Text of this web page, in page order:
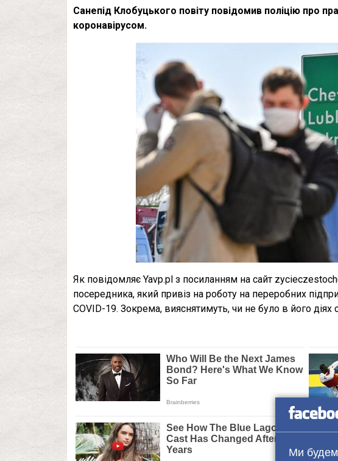
Санепід Клобуцького повіту повідомив поліцію про
коронавірусом.
Як повідомляє Yavp.pl з посиланням на сайт
посередника, який привіз на роботу на переробних
COVID-19. Зокрема, вияснятимуть, чи не було в його діях
Ми